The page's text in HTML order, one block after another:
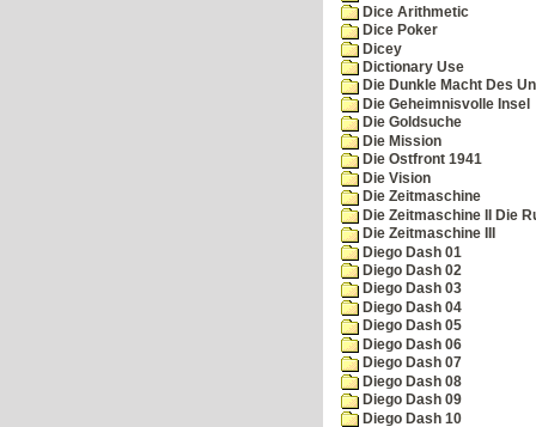
Dice Arithmetic
Dice Poker
Dicey
Dictionary Use
Die Dunkle Macht Des
Die Geheimnisvolle Insel
Die Goldsuche
Die Mission
Die Ostfront 1941
Die Vision
Die Zeitmaschine
Die Zeitmaschine II Die
Die Zeitmaschine III
Diego Dash 01
Diego Dash 02
Diego Dash 03
Diego Dash 04
Diego Dash 05
Diego Dash 06
Diego Dash 07
Diego Dash 08
Diego Dash 09
Diego Dash 10